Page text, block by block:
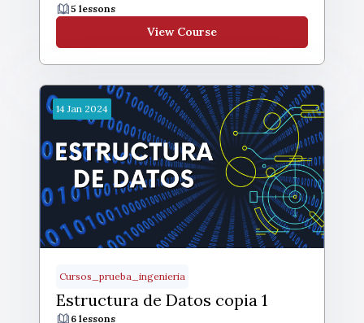
5 lessons
View Course
14 Jan 2024
Cursos_prueba_ingenieria
Estructura de Datos copia 1
6 lessons